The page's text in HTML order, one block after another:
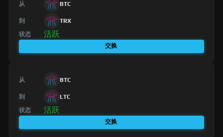
从 BTC
到 TRX
状态 活跃
交换
从 BTC
到 LTC
状态 活跃
交换